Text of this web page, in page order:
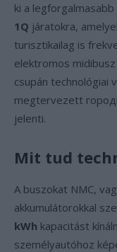
ki a legforgalmasabb
1Q járatokra,
turisztikailag is
elektromos
csupán technológiai
megtervezett
jelenti.
Mit tud
A buszokat NMC,
akkumulátorokkal
kWh kapacitást
személyautóhoz